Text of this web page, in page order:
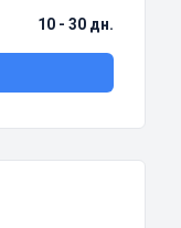
10 - 30 дн.